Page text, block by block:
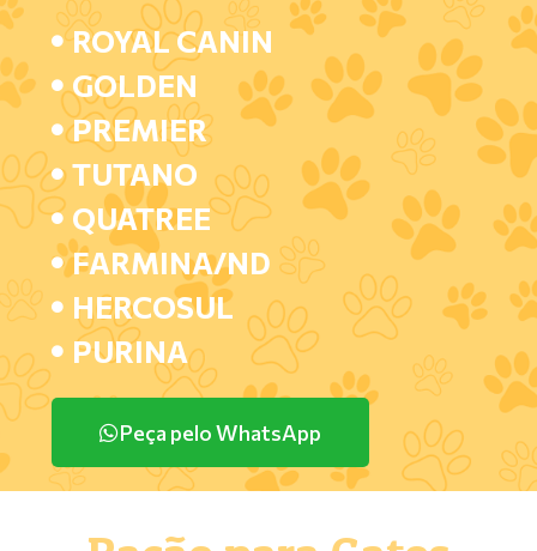
ROYAL CANIN
GOLDEN
PREMIER
TUTANO
QUATREE
FARMINA/ND
HERCOSUL
PURINA
Peça pelo WhatsApp